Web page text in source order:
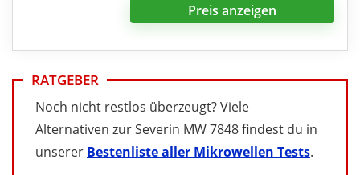
Preis anzeigen
RATGEBER
Noch nicht restlos überzeugt? Viele
Alternativen zur Severin MW 7848 findest du in
unserer Bestenliste aller Mikrowellen Tests.